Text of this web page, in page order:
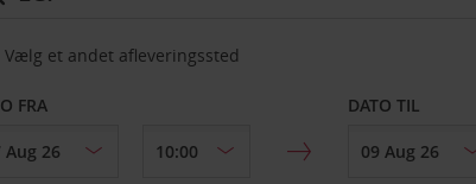
Vælg et andet afleveringssted
FRA DATO TIL